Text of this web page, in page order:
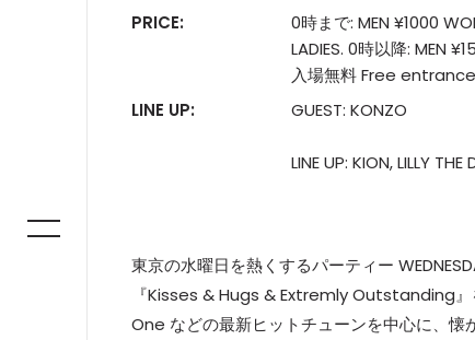
PRICE:
0時まで: MEN ¥1000
LADIES. 0時以降: MEN
入場無料 Free
LINE UP:
GUEST: KONZO
LINE UP: KION, LILLY
東京の水曜日を熱くするパーティー
『Kisses & Hugs & Extremly Outstanding』
One などの最新ヒットチューンを中心に、懐